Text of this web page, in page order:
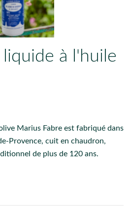
à l'huile
Marius Fabre est fabriqué dans
Provence, cuit en chaudron,
de plus de 120 ans.